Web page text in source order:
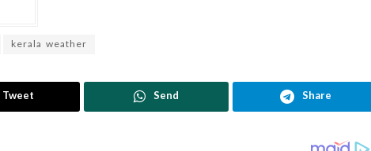
kerala weather
Tweet Send Share